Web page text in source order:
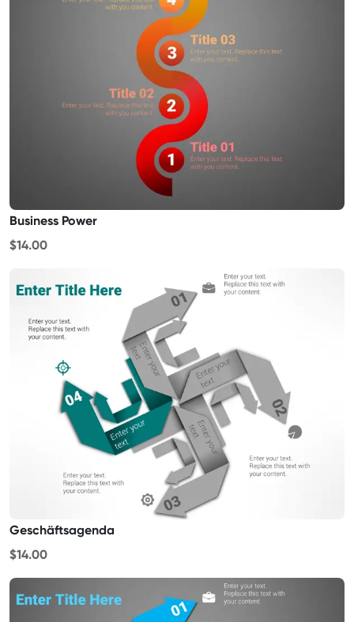
Business Power
$14.00
Geschäftsagenda
$14.00